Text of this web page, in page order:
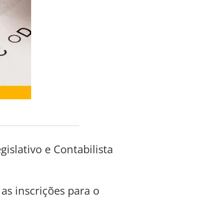
e Contabilista
inscrições para o